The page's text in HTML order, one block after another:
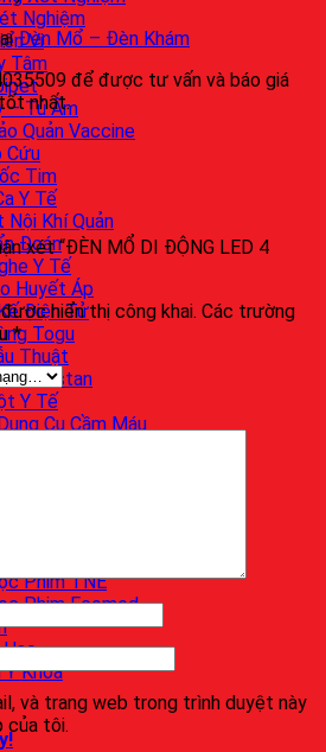
Nghiệm
Vi
Tâm
– Tủ Ấm
Quản Vaccine
Cứu
Tim
Y Tế
Nội Khí Quản
Đoán
Y Tế
Huyết Áp
Điện Tử
Togu
Thuật
Pakistan
Y Tế
Cụ Cầm Máu
Phim TNE
Phim Ecomed
Y Khoa
Đèn Mổ – Đèn Khám
để được tư vấn và báo giá
nhất.
xét “ĐÈN MỔ DI ĐỘNG LED 4
hiển thị công khai. Các trường
*
và trang web trong trình duyệt này
của tôi.